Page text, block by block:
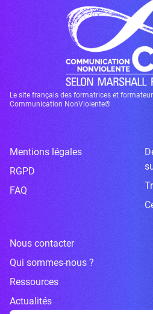
Le site français des formatrices et
Communication NonViolente®
Mentions légales
RGPD
FAQ
Nous contacter
Qui sommes-nous ?
Ressources
Actualités